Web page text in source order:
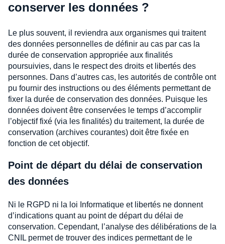
conserver les données ?
Le plus souvent, il reviendra aux organismes qui traitent
des données personnelles de définir au cas par cas la
durée de conservation appropriée aux finalités
poursuivies, dans le respect des droits et libertés des
personnes. Dans d’autres cas, les autorités de contrôle ont
pu fournir des instructions ou des éléments permettant de
fixer la durée de conservation des données. Puisque les
données doivent être conservées le temps d’accomplir
l’objectif fixé (via les finalités) du traitement, la durée de
conservation (archives courantes) doit être fixée en
fonction de cet objectif.
Point de départ du délai de conservation
des données
Ni le RGPD ni la loi Informatique et libertés ne donnent
d’indications quant au point de départ du délai de
conservation. Cependant, l’analyse des délibérations de la
CNIL permet de trouver des indices permettant de le